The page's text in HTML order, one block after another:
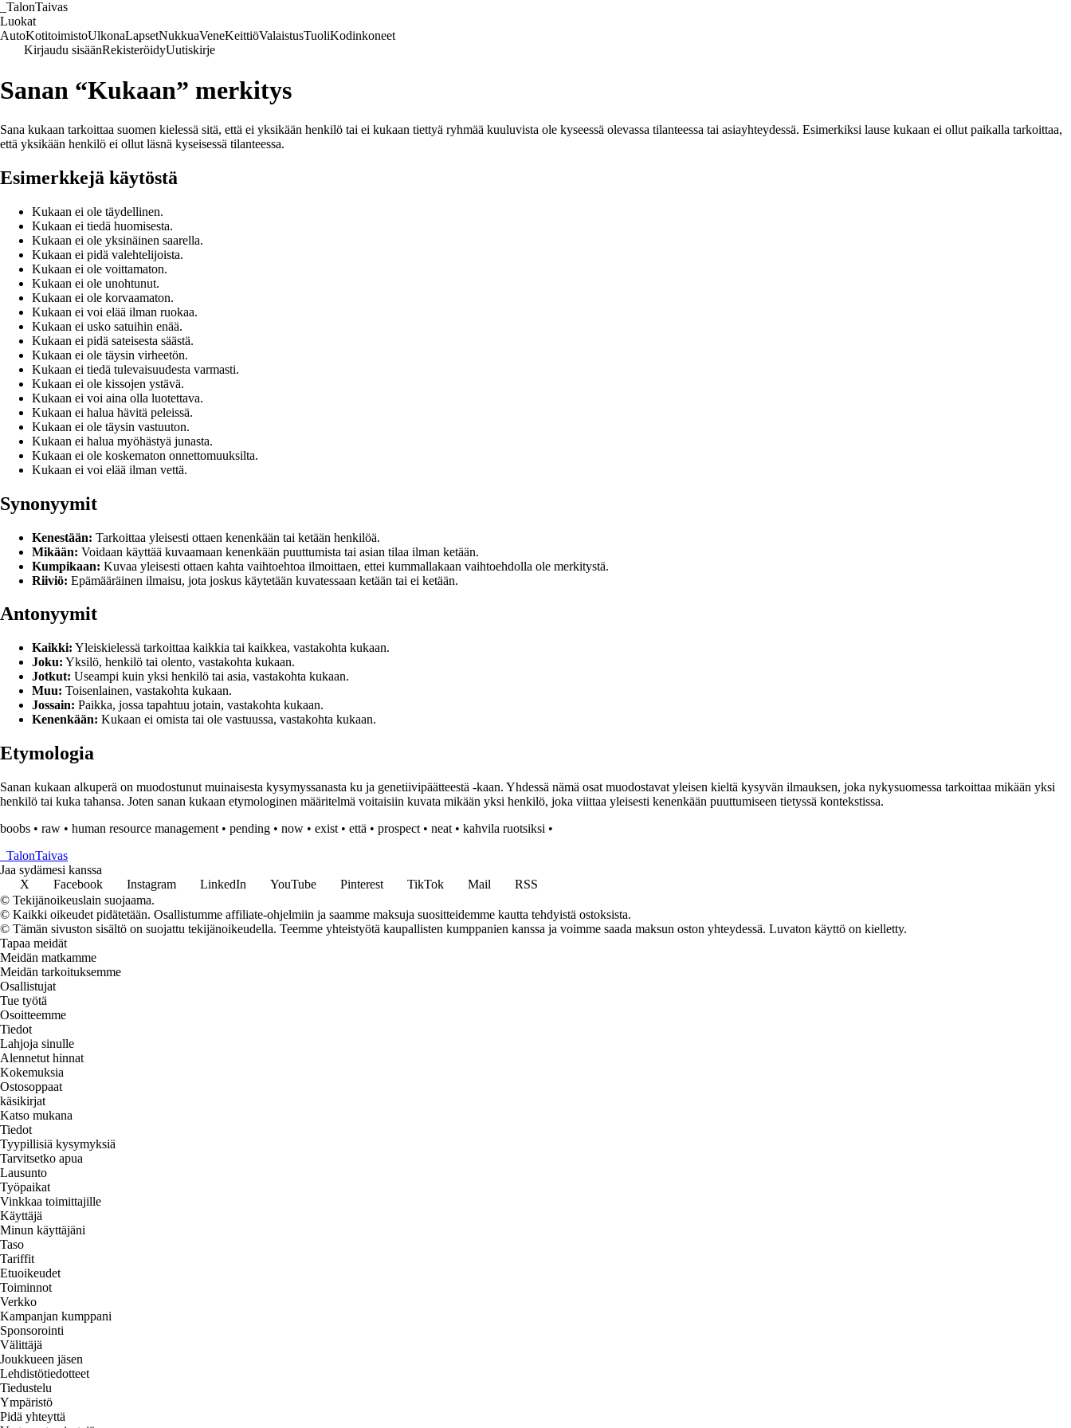
TalonTaivas
Luokat
AutoKotitoimistoUlkonaLapsetNukkuaVeneKeittiöValaistusTuoliKodinkoneet
Kirjaudu sisäänRekisteröidyUutiskirje
Sanan “Kukaan” merkitys
Sana kukaan tarkoittaa suomen kielessä sitä, että ei yksikään henkilö tai ei kukaan tiettyä ryhmää kuuluvista ole kyseessä olevassa tilanteessa tai asiayhteydessä. Esimerkiksi lause kukaan ei ollut paikalla tarkoittaa,
että yksikään henkilö ei ollut läsnä kyseisessä tilanteessa.
Esimerkkejä käytöstä
Kukaan ei ole täydellinen.
Kukaan ei tiedä huomisesta.
Kukaan ei ole yksinäinen saarella.
Kukaan ei pidä valehtelijoista.
Kukaan ei ole voittamaton.
Kukaan ei ole unohtunut.
Kukaan ei ole korvaamaton.
Kukaan ei voi elää ilman ruokaa.
Kukaan ei usko satuihin enää.
Kukaan ei pidä sateisesta säästä.
Kukaan ei ole täysin virheetön.
Kukaan ei tiedä tulevaisuudesta varmasti.
Kukaan ei ole kissojen ystävä.
Kukaan ei voi aina olla luotettava.
Kukaan ei halua hävitä peleissä.
Kukaan ei ole täysin vastuuton.
Kukaan ei halua myöhästyä junasta.
Kukaan ei ole koskematon onnettomuuksilta.
Kukaan ei voi elää ilman vettä.
Synonyymit
Kenestään: Tarkoittaa yleisesti ottaen kenenkään tai ketään henkilöä.
Mikään: Voidaan käyttää kuvaamaan kenenkään puuttumista tai asian tilaa ilman ketään.
Kumpikaan: Kuvaa yleisesti ottaen kahta vaihtoehtoa ilmoittaen, ettei kummallakaan vaihtoehdolla ole merkitystä.
Riiviö: Epämääräinen ilmaisu, jota joskus käytetään kuvatessaan ketään tai ei ketään.
Antonyymit
Kaikki: Yleiskielessä tarkoittaa kaikkia tai kaikkea, vastakohta kukaan.
Joku: Yksilö, henkilö tai olento, vastakohta kukaan.
Jotkut: Useampi kuin yksi henkilö tai asia, vastakohta kukaan.
Muu: Toisenlainen, vastakohta kukaan.
Jossain: Paikka, jossa tapahtuu jotain, vastakohta kukaan.
Kenenkään: Kukaan ei omista tai ole vastuussa, vastakohta kukaan.
Etymologia
Sanan kukaan alkuperä on muodostunut muinaisesta kysymyssanasta ku ja genetiivipäätteestä -kaan. Yhdessä nämä osat muodostavat yleisen kieltä kysyvän ilmauksen, joka nykysuomessa tarkoittaa mikään yksi
henkilö tai kuka tahansa. Joten sanan kukaan etymologinen määritelmä voitaisiin kuvata mikään yksi henkilö, joka viittaa yleisesti kenenkään puuttumiseen tietyssä kontekstissa.
boobs • raw • human resource management • pending • now • exist • että • prospect • neat • kahvila ruotsiksi •
TalonTaivas
Jaa sydämesi kanssa
X
Facebook Instagram LinkedIn YouTube Pinterest TikTok Mail
RSS
© Tekijänoikeuslain suojaama.
© Kaikki oikeudet pidätetään. Osallistumme affiliate-ohjelmiin ja saamme maksuja suositteidemme kautta tehdyistä ostoksista.
© Tämän sivuston sisältö on suojattu tekijänoikeudella. Teemme yhteistyötä kaupallisten kumppanien kanssa ja voimme saada maksun oston yhteydessä. Luvaton käyttö on kielletty.
Tapaa meidät
Meidän matkamme
Meidän tarkoituksemme
Osallistujat
Tue työtä
Osoitteemme
Tiedot
Lahjoja sinulle
Alennetut hinnat
Kokemuksia
Ostosoppaat
käsikirjat
Katso mukana
Tiedot
Tyypillisiä kysymyksiä
Tarvitsetko apua
Lausunto
Työpaikat
Vinkkaa toimittajille
Käyttäjä
Minun käyttäjäni
Taso
Tariffit
Etuoikeudet
Toiminnot
Verkko
Kampanjan kumppani
Sponsorointi
Välittäjä
Joukkueen jäsen
Lehdistötiedotteet
Tiedustelu
Ympäristö
Pidä yhteyttä